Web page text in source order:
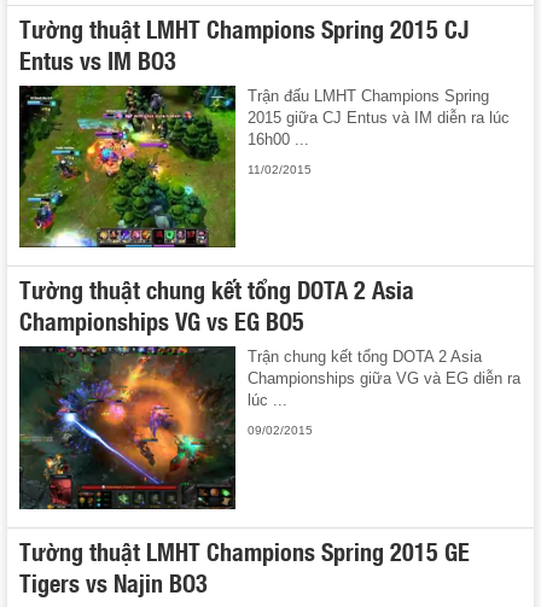
Tường thuật LMHT Champions Spring 2015 CJ
Entus vs IM BO3
Trận đấu LMHT Champions Spring
2015 giữa CJ Entus và IM diễn ra lúc
16h00 ...
11/02/2015
Tường thuật chung kết tổng DOTA 2 Asia
Championships VG vs EG BO5
Trận chung kết tổng DOTA 2 Asia
Championships giữa VG và EG diễn ra
lúc ...
09/02/2015
Tường thuật LMHT Champions Spring 2015 GE
Tigers vs Najin BO3